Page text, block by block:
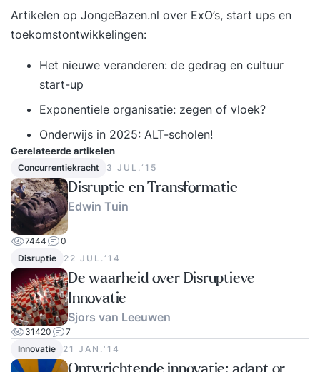
Artikelen op JongeBazen.nl over ExO’s, start ups en
toekomstontwikkelingen:
Het nieuwe veranderen: de gedrag en cultuur
start-up
Exponentiele organisatie: zegen of vloek?
Onderwijs in 2025: ALT-scholen!
Gerelateerde artikelen
Concurrentiekracht 3 JUL.‘15
Disruptie en Transformatie
Edwin Tuin
7444
0
Disruptie
22 JUL.‘14
De waarheid over Disruptieve
Innovatie
Sjors van Leeuwen
31420
7
Innovatie
21 JAN.‘14
Ontwrichtende innovatie: adapt or